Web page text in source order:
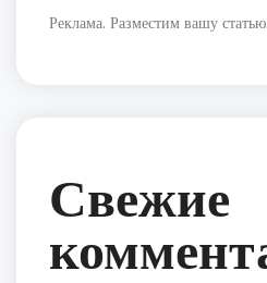
Реклама. Разместим вашу статью.
Свежие